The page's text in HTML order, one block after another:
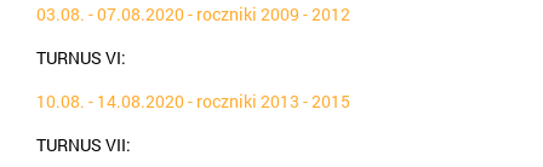
03.08. - 07.08.2020 - roczniki 2009 - 2012
TURNUS VI:
10.08. - 14.08.2020 - roczniki 2013 - 2015
TURNUS VII: